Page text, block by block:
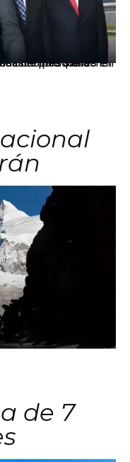
en comercio, educación, salud e industria pesquera.
de 7